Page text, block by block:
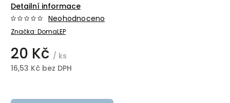
Detailní informace
Značka: DomaLEP
Neohodnoceno
20 Kč / ks
16,53 Kč bez DPH